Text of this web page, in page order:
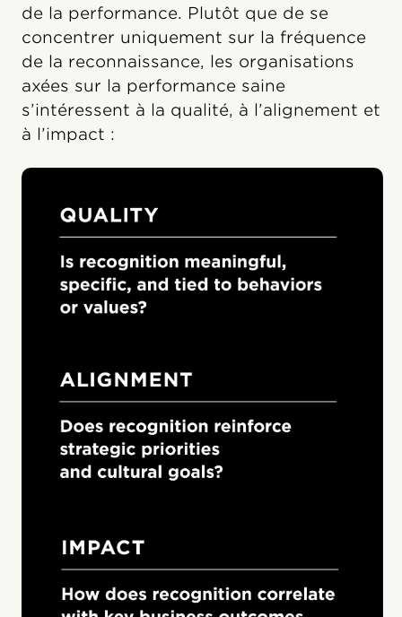
de la performance. Plutôt que de se
concentrer uniquement sur la fréquence
de la reconnaissance, les organisations
axées sur la performance saine
s’intéressent à la qualité, à l’alignement et
à l’impact :